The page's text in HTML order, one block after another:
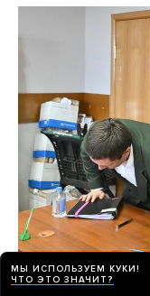
Итог «дела
МЫ ИСПОЛЬЗУЕМ КУКИ!
ЧТО ЭТО ЗНАЧИТ?